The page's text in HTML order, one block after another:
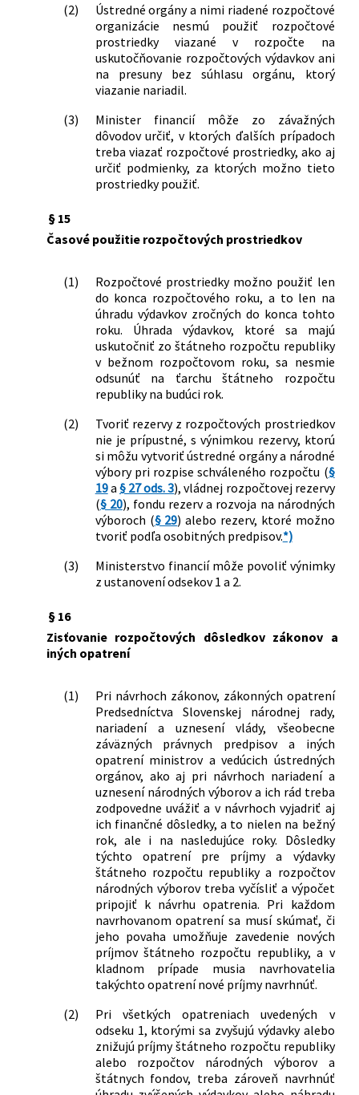
(2)
Ústredné orgány a nimi riadené rozpočtové
organizácie nesmú použiť rozpočtové
prostriedky viazané v rozpočte na
uskutočňovanie rozpočtových výdavkov ani
na presuny bez súhlasu orgánu, ktorý
viazanie nariadil.
(3)
Minister financií môže zo závažných
dôvodov určiť, v ktorých ďalších prípadoch
treba viazať rozpočtové prostriedky, ako aj
určiť podmienky, za ktorých možno tieto
prostriedky použiť.
§ 15
Časové použitie rozpočtových prostriedkov
(1)
Rozpočtové prostriedky možno použiť len
do konca rozpočtového roku, a to len na
úhradu výdavkov zročných do konca tohto
roku. Úhrada výdavkov, ktoré sa majú
uskutočniť zo štátneho rozpočtu republiky
v bežnom rozpočtovom roku, sa nesmie
odsunúť na ťarchu štátneho rozpočtu
republiky na budúci rok.
(2)
Tvoriť rezervy z rozpočtových prostriedkov
nie je prípustné, s výnimkou rezervy, ktorú
si môžu vytvoriť ústredné orgány a národné
výbory pri rozpise schváleného rozpočtu (§
19a § 27 ods. 3), vládnej rozpočtovej rezervy
(§ 20), fondu rezerv a rozvoja na národných
výboroch (§ 29) alebo rezerv, ktoré možno
tvoriť podľa osobitných predpisov.*)
(3)
Ministerstvo financií môže povoliť výnimky
z ustanovení odsekov 1 a 2.
§ 16
Zisťovanie rozpočtových dôsledkov zákonov a
iných opatrení
(1)
Pri návrhoch zákonov, zákonných opatrení
Predsedníctva Slovenskej národnej rady,
nariadení a uznesení vlády, všeobecne
záväzných právnych predpisov a iných
opatrení ministrov a vedúcich ústredných
orgánov, ako aj pri návrhoch nariadení a
uznesení národných výborov a ich rád treba
zodpovedne uvážiť a v návrhoch vyjadriť aj
ich finančné dôsledky, a to nielen na bežný
rok, ale i na nasledujúce roky. Dôsledky
týchto opatrení pre príjmy a výdavky
štátneho rozpočtu republiky a rozpočtov
národných výborov treba vyčísliť a výpočet
pripojiť k návrhu opatrenia. Pri každom
navrhovanom opatrení sa musí skúmať, či
jeho povaha umožňuje zavedenie nových
príjmov štátneho rozpočtu republiky, a v
kladnom prípade musia navrhovatelia
takýchto opatrení nové príjmy navrhnúť.
(2)
Pri všetkých opatreniach uvedených v
odseku 1, ktorými sa zvyšujú výdavky alebo
znižujú príjmy štátneho rozpočtu republiky
alebo rozpočtov národných výborov a
štátnych fondov, treba zároveň navrhnúť